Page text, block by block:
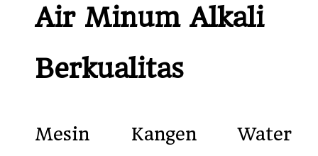
Air Minum Alkali
Berkualitas
Mesin Kangen Water